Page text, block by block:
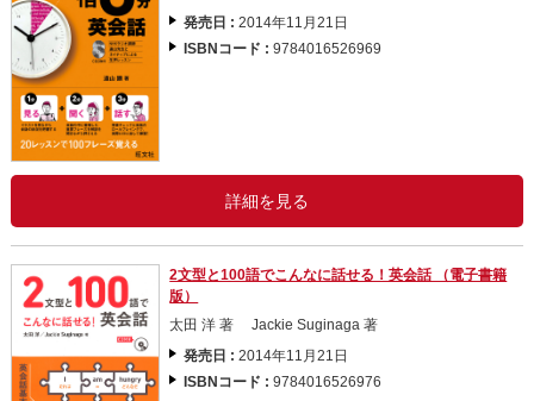
発売日 :2014年11月21日
ISBNコード :9784016526969
詳細を見る
2文型と100語でこんなに話せる！英会話 （電子書籍
版）
太田 洋 著 Jackie Suginaga 著
発売日 :2014年11月21日
ISBNコード :9784016526976